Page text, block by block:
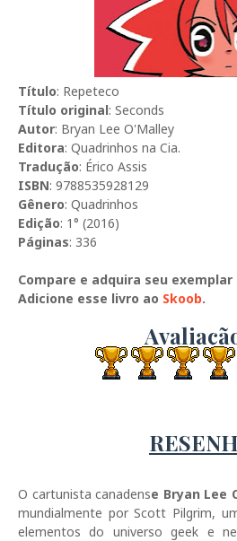
Título: Repeteco
Título original: Seconds
Autor: Bryan Lee O'Malley
Editora: Quadrinhos na Cia.
Tradução: Érico Assis
ISBN: 9788535928129
Gênero: Quadrinhos
Edição: 1° (2016)
Páginas: 336
Compare e adquira seu exemplar
Adicione esse livro ao Skoob.
O cartunista canadense Bryan Lee
mundialmente por Scott Pilgrim,
elementos do universo geek e